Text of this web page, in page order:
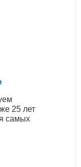
25 лет
самых